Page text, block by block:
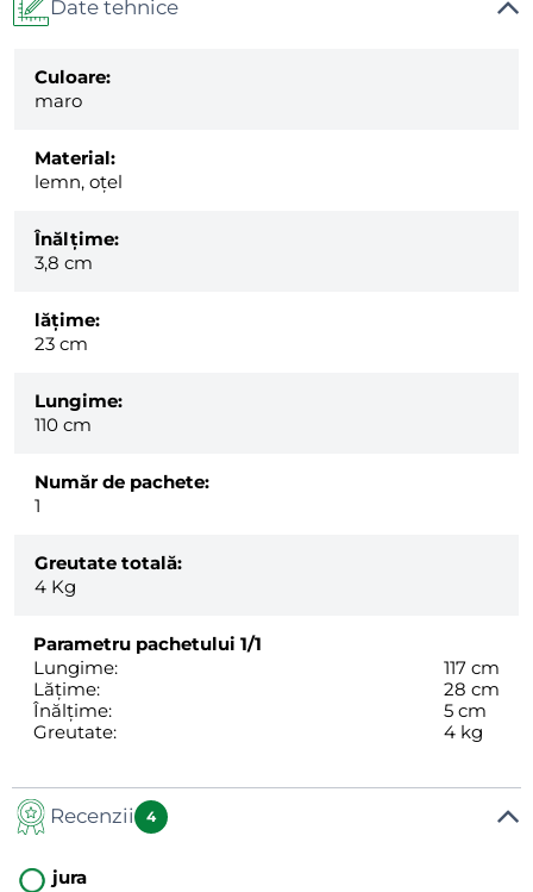
Date tehnice
Culoare:
maro
Material:
lemn, oțel
Înălțime:
3,8 cm
lăţime:
23 cm
Lungime:
110 cm
Număr de pachete:
1
Greutate totală:
4 Kg
Parametru pachetului 1/1
Lungime:
117 cm
Lățime:
28 cm
Înălțime:
5 cm
Greutate:
4 kg
Recenzii 4
jura